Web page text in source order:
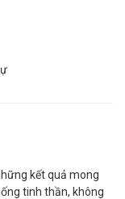
kết quả mong
tinh thần, không